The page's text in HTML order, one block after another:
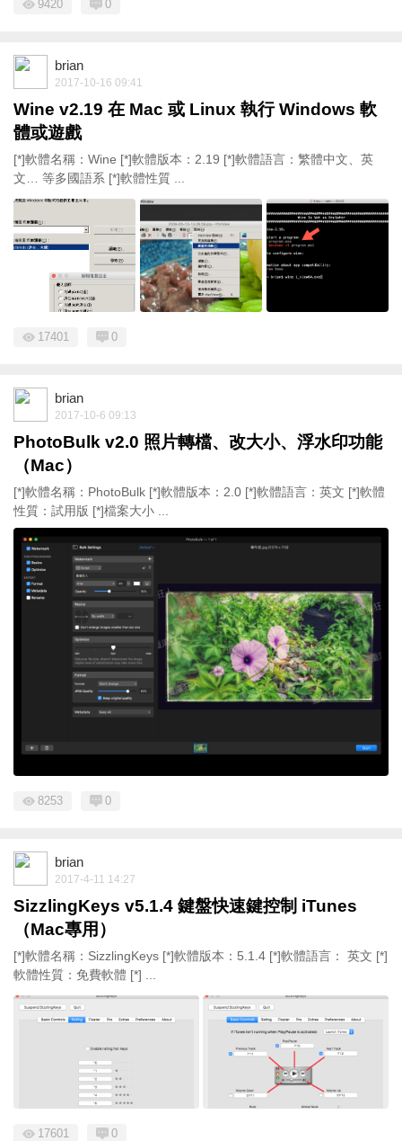
9420 0
brian
2017-10-16 09:41
Wine v2.19 在 Mac 或 Linux 執行 Windows 軟
體或遊戲
[*]軟體名稱：Wine [*]軟體版本：2.19 [*]軟體語言：繁體中文、英
文… 等多國語系 [*]軟體性質 ...
17401 0
brian
2017-10-6 09:13
PhotoBulk v2.0 照片轉檔、改大小、浮水印功能
（Mac）
[*]軟體名稱：PhotoBulk [*]軟體版本：2.0 [*]軟體語言：英文 [*]軟體
性質：試用版 [*]檔案大小 ...
8253 0
brian
2017-4-11 14:27
SizzlingKeys v5.1.4 鍵盤快速鍵控制 iTunes
（Mac專用）
[*]軟體名稱：SizzlingKeys [*]軟體版本：5.1.4 [*]軟體語言： 英文 [*]
軟體性質：免費軟體 [*] ...
17601 0